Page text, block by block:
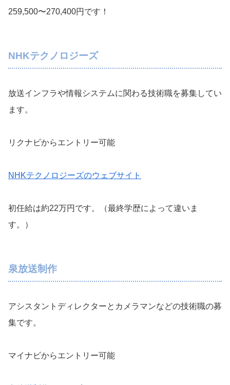
259,500〜270,400円です！
NHKテクノロジーズ
放送インフラや情報システムに関わる技術職を募集してい
ます。
リクナビからエントリー可能
NHKテクノロジーズのウェブサイト
初任給は約22万円です。（最終学歴によって違いま
す。）
泉放送制作
アシスタントディレクターとカメラマンなどの技術職の募
集です。
マイナビからエントリー可能